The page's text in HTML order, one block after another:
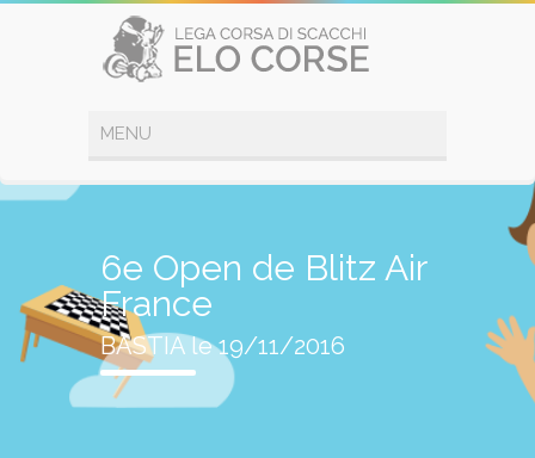
6e Open de Blitz Air
France
BASTIA le 19/11/2016